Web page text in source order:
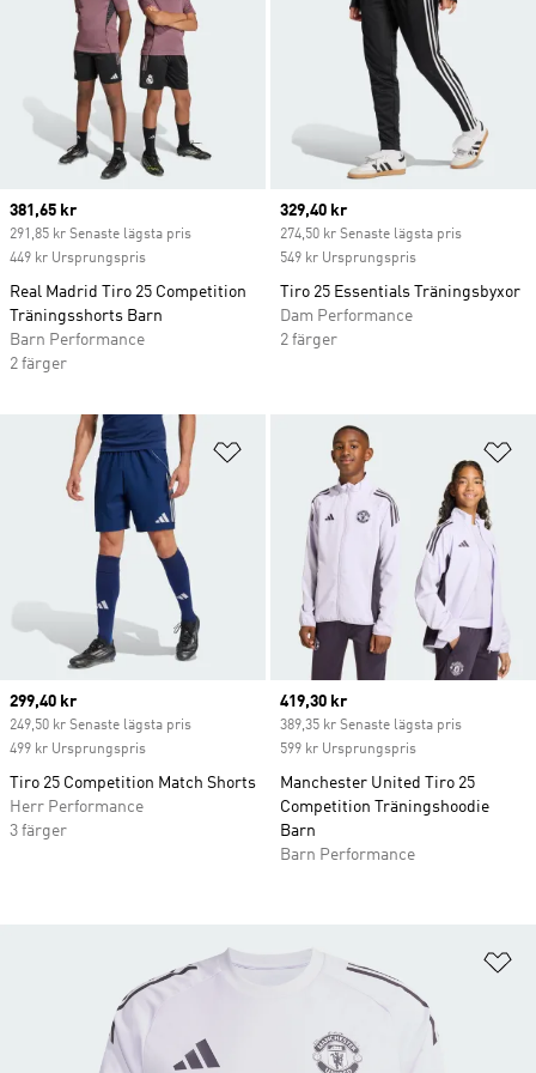
Current price
381,65 kr
291,85 kr Senaste lägsta pris
449 kr Ursprungspris
Real Madrid Tiro 25 Competition
Träningsshorts Barn
Barn Performance
2 färger
Current price
329,40 kr
274,50 kr Senaste lägsta pris
549 kr Ursprungspris
Tiro 25 Essentials Träningsbyxor
Dam Performance
2 färger
Lägg till på önskelistan
Current price
299,40 kr
249,50 kr Senaste lägsta pris
499 kr Ursprungspris
Tiro 25 Competition Match Shorts
Herr Performance
3 färger
Current price
419,30 kr
389,35 kr Senaste lägsta pris
599 kr Ursprungspris
Manchester United Tiro 25
Competition Träningshoodie
Barn
Barn Performance